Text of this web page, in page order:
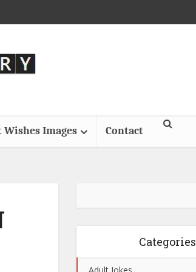
Wishes Images Contact
Categories